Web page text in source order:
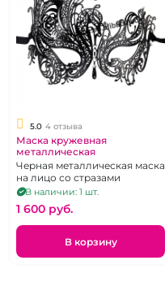
5.0 4 отзыва
Маска кружевная
металлическая
Черная металлическая маска
на лицо со стразами
В наличии: 1 шт.
1 600 pуб.
В корзину